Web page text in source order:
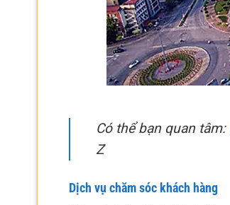
Có thể bạn quan tâm:
Z
Dịch vụ chăm sóc khách hàng